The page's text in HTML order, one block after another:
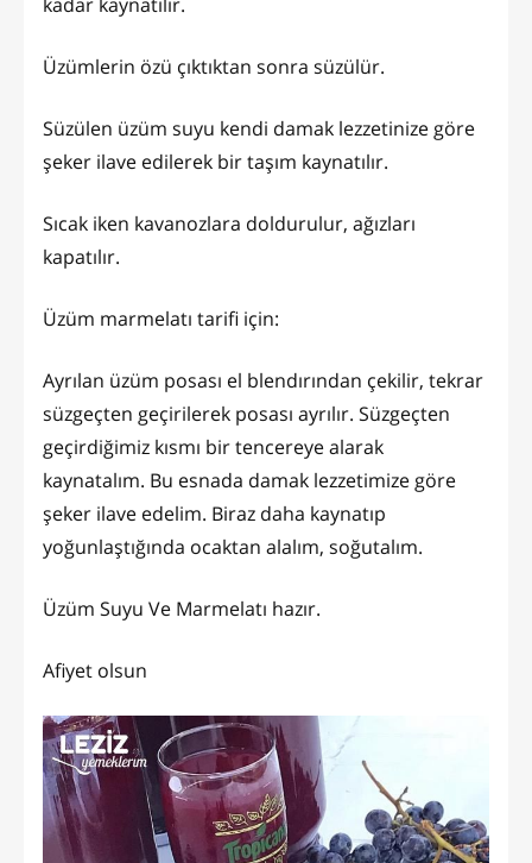
Üzümlerin özü çıktıktan sonra süzülür.
Süzülen üzüm suyu kendi damak lezzetinize göre
şeker ilave edilerek bir taşım kaynatılır.
Sıcak iken kavanozlara doldurulur, ağızları
kapatılır.
Üzüm marmelatı tarifi için:
Ayrılan üzüm posası el blendırından çekilir, tekrar
süzgeçten geçirilerek posası ayrılır. Süzgeçten
geçirdiğimiz kısmı bir tencereye alarak
kaynatalım. Bu esnada damak lezzetimize göre
şeker ilave edelim. Biraz daha kaynatıp
yoğunlaştığında ocaktan alalım, soğutalım.
Üzüm Suyu Ve Marmelatı hazır.
Afiyet olsun